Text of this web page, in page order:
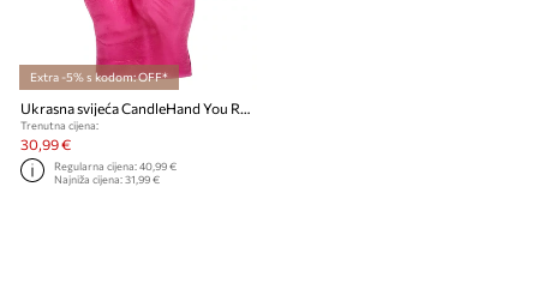
Extra -5% s kodom: OFF*
Ukrasna svijeća CandleHand You Rock 310 g
Trenutna cijena:
30,99 €
Regularna cijena:40,99 €
Najniža cijena:31,99 €